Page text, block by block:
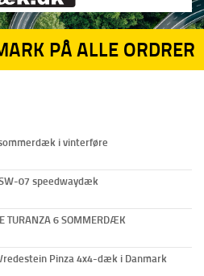
PÅ ALLE ORDRER
i vinterføre
07 speedwaydæk
TURANZA 6 SOMMERDÆK
Pinza 4x4-dæk i Danmark